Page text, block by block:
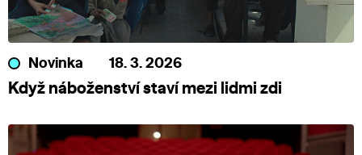
Novinka 18. 3. 2026
Když náboženství staví mezi lidmi zdi